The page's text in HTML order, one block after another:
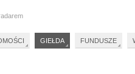
GIEŁDA FUNDUSZE